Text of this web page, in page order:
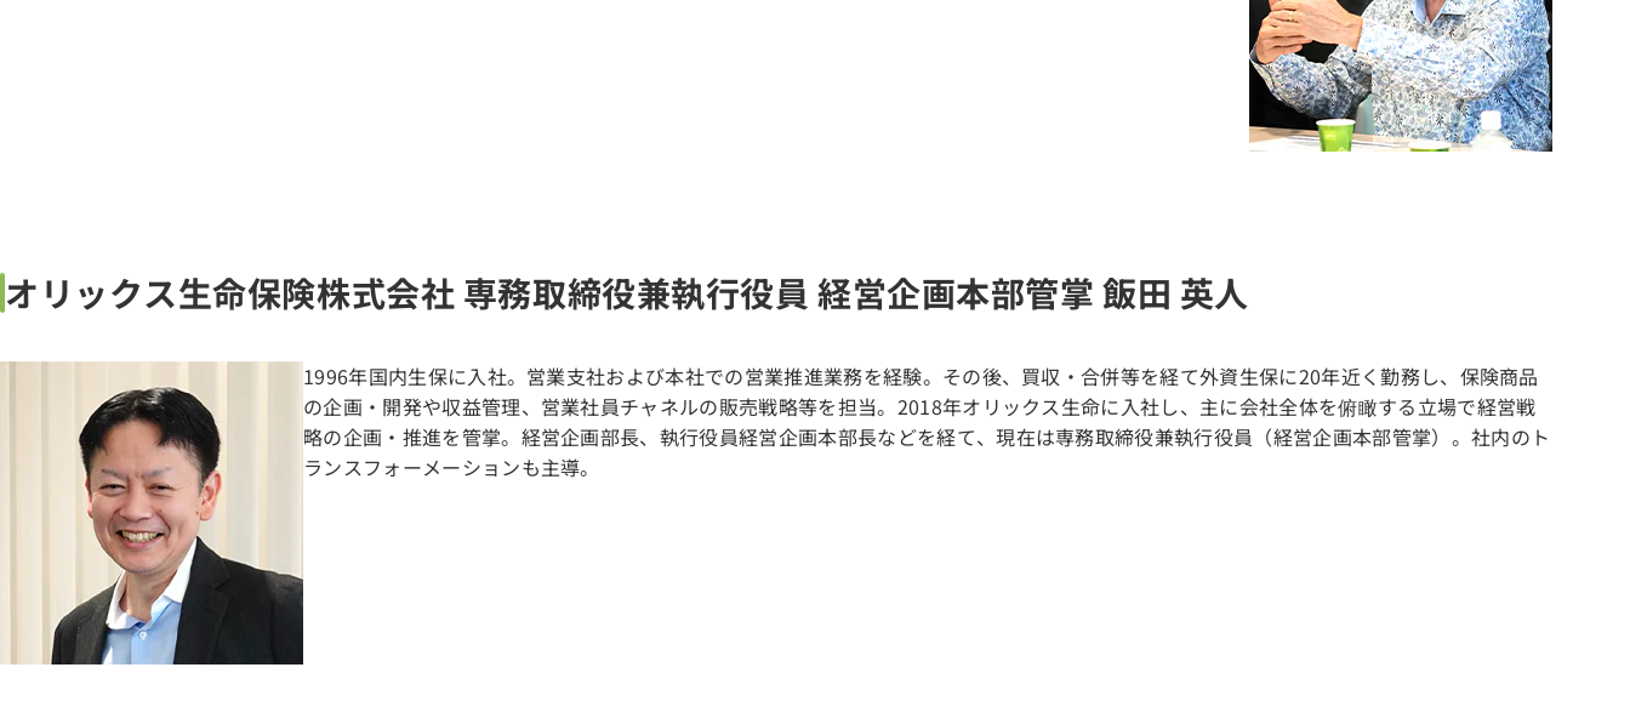
オリックス生命保険株式会社 専務取締役兼執行役員 経営企画本部管掌 飯田 英人
1996年国内生保に入社。営業支社および本社での営業推進業務を経験。その後、買収・合併等を経て外資生保に20年近く勤務し、保険商品
の企画・開発や収益管理、営業社員チャネルの販売戦略等を担当。2018年オリックス生命に入社し、主に会社全体を俯瞰する立場で経営戦
略の企画・推進を管掌。経営企画部長、執行役員経営企画本部長などを経て、現在は専務取締役兼執行役員（経営企画本部管掌）。社内のト
ランスフォーメーションも主導。